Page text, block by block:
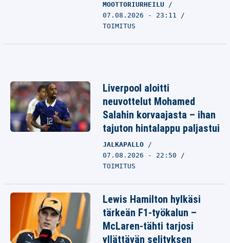
MOOTTORIURHEILU
07.08.2026 - 23:11
TOIMITUS
Liverpool aloitti
neuvottelut Mohamed
Salahin korvaajasta – ihan
tajuton hintalappu paljastui
JALKAPALLO
07.08.2026 - 22:50
TOIMITUS
Lewis Hamilton hylkäsi
tärkeän F1-työkalun –
McLaren-tähti tarjosi
yllättävän selityksen